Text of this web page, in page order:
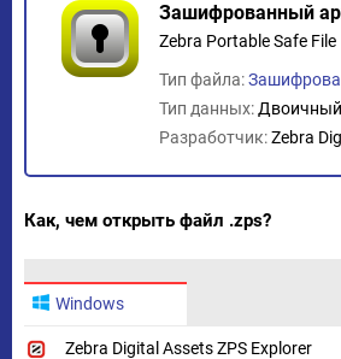
Зашифрованный
Zebra Portable Safe File
Тип файла:
Тип данных:
Разработчик:Zebra
Как, чем открыть файл .zps?
Windows
Zebra Digital Assets ZPS Explorer